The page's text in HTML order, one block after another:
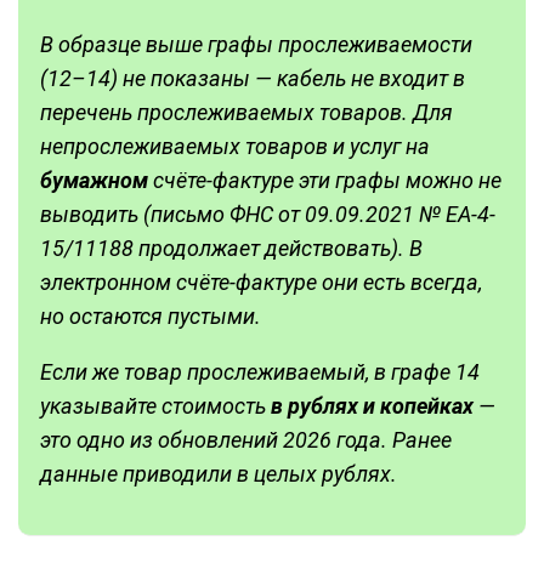
В образце выше графы прослеживаемости
(12–14) не показаны — кабель не входит в
перечень прослеживаемых товаров. Для
непрослеживаемых товаров и услуг на
бумажномсчёте-фактуре эти графы можно не
выводить (письмо ФНС от 09.09.2021 № ЕА-4-
15/11188 продолжает действовать). В
электронном счёте-фактуре они есть всегда,
но остаются пустыми.
Если же товар прослеживаемый, в графе 14
указывайте стоимостьв рублях и копейках—
это одно из обновлений 2026 года. Ранее
данные приводили в целых рублях.